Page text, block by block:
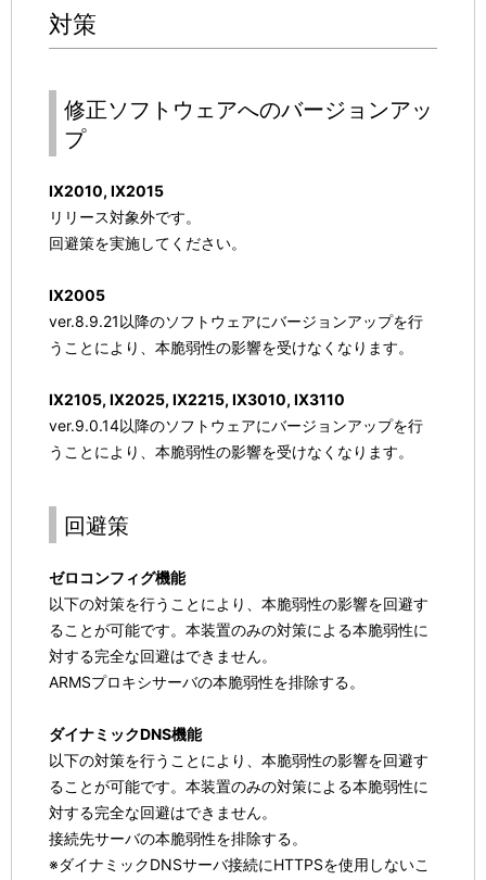
対策
修正ソフトウェアへのバージョンアッ
プ
IX2010, IX2015
リリース対象外です。
回避策を実施してください。
IX2005
ver.8.9.21以降のソフトウェアにバージョンアップを行
うことにより、本脆弱性の影響を受けなくなります。
IX2105, IX2025, IX2215, IX3010, IX3110
ver.9.0.14以降のソフトウェアにバージョンアップを行
うことにより、本脆弱性の影響を受けなくなります。
回避策
ゼロコンフィグ機能
以下の対策を行うことにより、本脆弱性の影響を回避す
ることが可能です。本装置のみの対策による本脆弱性に
対する完全な回避はできません。
ARMSプロキシサーバの本脆弱性を排除する。
ダイナミックDNS機能
以下の対策を行うことにより、本脆弱性の影響を回避す
ることが可能です。本装置のみの対策による本脆弱性に
対する完全な回避はできません。
接続先サーバの本脆弱性を排除する。
※ダイナミックDNSサーバ接続にHTTPSを使用しないこ